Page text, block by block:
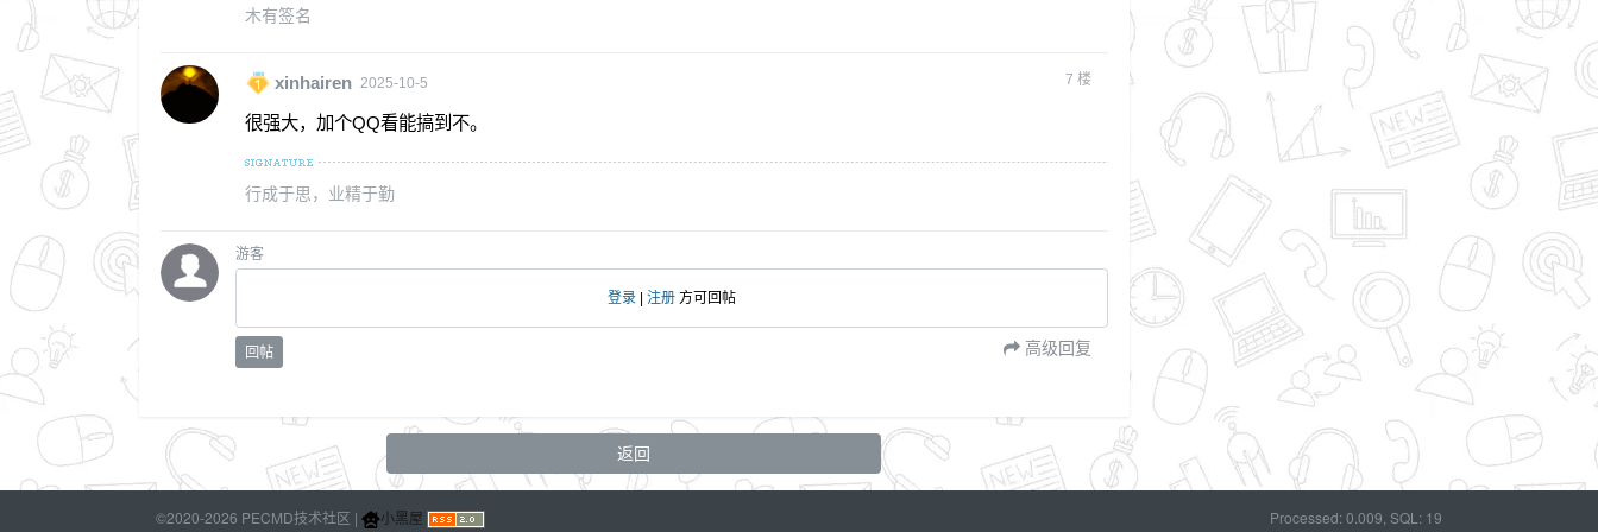
木有签名
xinhairen 2025-10-5 7 楼
很强大，加个QQ看能搞到不。
行成于思，业精于勤
游客
登录| 注册方可回帖
回帖 高级回复
返回
©2020-2026 PECMD技术社区 | 小黑屋 Processed: 0.009, SQL: 19